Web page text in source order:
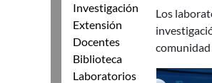
Investigación
Extensión
Docentes
Biblioteca
Laboratorios
Los
comunidad